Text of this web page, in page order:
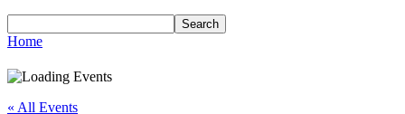
Home
« All Events